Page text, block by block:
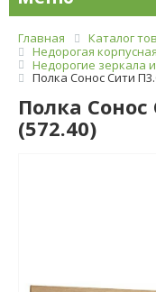
Главная Каталог
Недорогая
Недорогие зеркала
Полка Сонос Сити
Полка Сонос
(572.40)